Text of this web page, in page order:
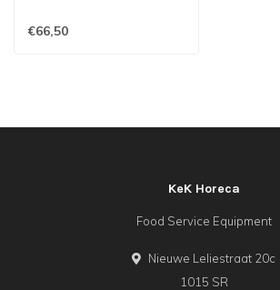
€66,50
KeK Horeca
Food Service Equipment
Nieuwe Leliestraat 20c
1015 SR